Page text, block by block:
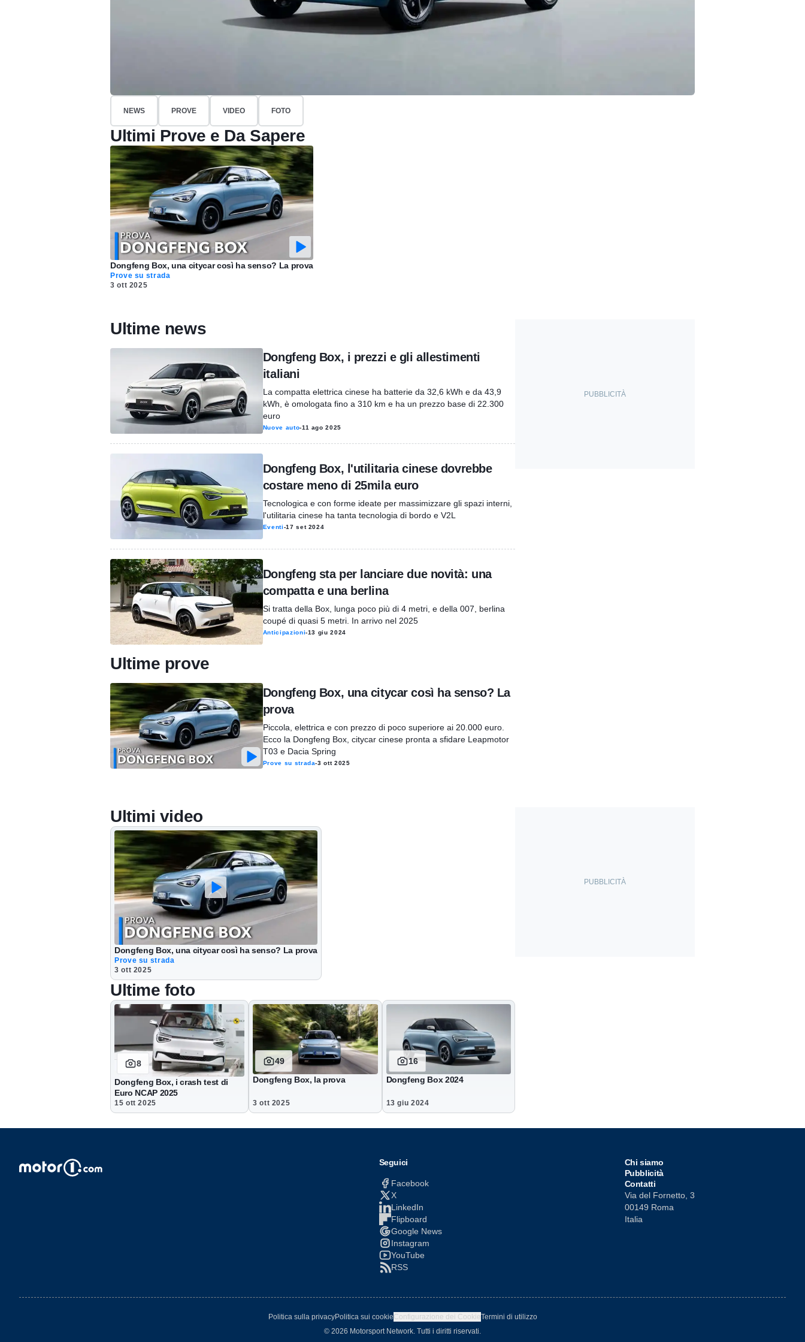
NEWS PROVE VIDEO FOTO
Ultimi Prove e Da Sapere
Dongfeng Box, una citycar così ha senso? La prova
Prove su strada
3 ott 2025
Ultime news
Dongfeng Box, i prezzi e gli allestimenti
italiani
La compatta elettrica cinese ha batterie da 32,6 kWh e da 43,9
kWh, è omologata fino a 310 km e ha un prezzo base di 22.300
euro
Nuove auto-11 ago 2025
Dongfeng Box, l'utilitaria cinese dovrebbe
costare meno di 25mila euro
Tecnologica e con forme ideate per massimizzare gli spazi interni,
l'utilitaria cinese ha tanta tecnologia di bordo e V2L
Eventi-17 set 2024
Dongfeng sta per lanciare due novità: una
compatta e una berlina
Si tratta della Box, lunga poco più di 4 metri, e della 007, berlina
coupé di quasi 5 metri. In arrivo nel 2025
Anticipazioni-13 giu 2024
Ultime prove
Dongfeng Box, una citycar così ha senso? La
prova
Piccola, elettrica e con prezzo di poco superiore ai 20.000 euro.
Ecco la Dongfeng Box, citycar cinese pronta a sfidare Leapmotor
T03 e Dacia Spring
Prove su strada-3 ott 2025
Ultimi video
Dongfeng Box, una citycar così ha senso? La prova
Prove su strada
3 ott 2025
Ultime foto
8
Dongfeng Box, i crash test di
Euro NCAP 2025
15 ott 2025
49
Dongfeng Box, la prova
3 ott 2025
16
Dongfeng Box 2024
13 giu 2024
Seguici
Facebook
X
LinkedIn
Flipboard
Google News
Instagram
YouTube
RSS
Chi siamo
Pubblicità
Contatti
Via del Fornetto, 3
00149 Roma
Italia
Politica sulla privacyPolitica sui cookieConfigurazione dei CookieTermini di utilizzo
© 2026 Motorsport Network. Tutti i diritti riservati.